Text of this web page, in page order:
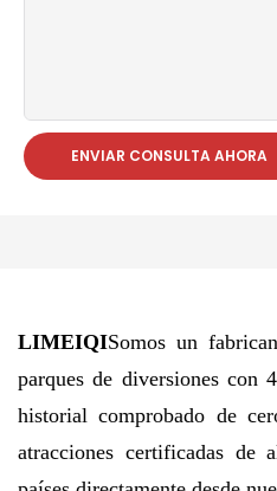
ENVIAR CONSULTA AHORA
LIMEIQISomos un
parques de diversiones con
historial comprobado de
atracciones certificadas de